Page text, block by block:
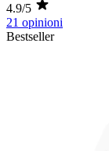
4.9/5
21 opinioni
Bestseller